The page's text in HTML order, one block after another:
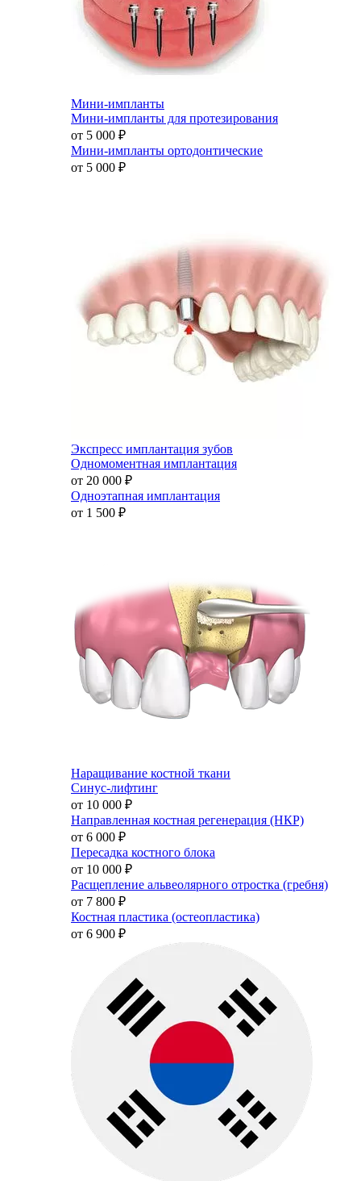
Мини-импланты
Мини-импланты для протезирования
от 5 000 ₽
Мини-импланты ортодонтические
от 5 000 ₽
Экспресс имплантация зубов
Одномоментная имплантация
от 20 000 ₽
Одноэтапная имплантация
от 1 500 ₽
Наращивание костной ткани
Синус-лифтинг
от 10 000 ₽
Направленная костная регенерация (НКР)
от 6 000 ₽
Пересадка костного блока
от 10 000 ₽
Расщепление альвеолярного отростка (гребня)
от 7 800 ₽
Костная пластика (остеопластика)
от 6 900 ₽